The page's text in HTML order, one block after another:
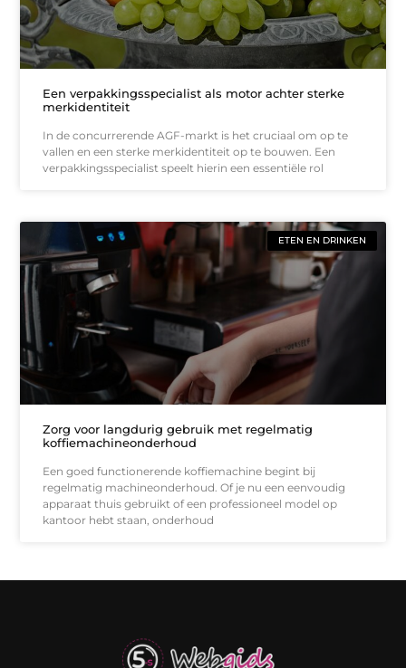
Een verpakkingsspecialist als motor achter sterke
merkidentiteit
In de concurrerende AGF-markt is het cruciaal om op te
vallen en een sterke merkidentiteit op te bouwen. Een
verpakkingsspecialist speelt hierin een essentiële rol
ETEN EN DRINKEN
Zorg voor langdurig gebruik met regelmatig
koffiemachineonderhoud
Een goed functionerende koffiemachine begint bij
regelmatig machineonderhoud. Of je nu een eenvoudig
apparaat thuis gebruikt of een professioneel model op
kantoor hebt staan, onderhoud